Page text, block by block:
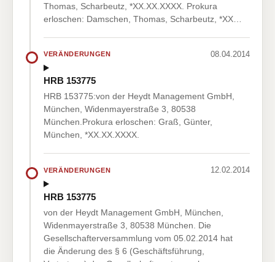
Thomas, Scharbeutz, *XX.XX.XXXX. Prokura
erloschen: Damschen, Thomas, Scharbeutz, *XX…
VERÄNDERUNGEN 08.04.2014
HRB 153775
HRB 153775:von der Heydt Management GmbH,
München, Widenmayerstraße 3, 80538
München.Prokura erloschen: Graß, Günter,
München, *XX.XX.XXXX.
VERÄNDERUNGEN 12.02.2014
HRB 153775
von der Heydt Management GmbH, München,
Widenmayerstraße 3, 80538 München. Die
Gesellschafterversammlung vom 05.02.2014 hat
die Änderung des § 6 (Geschäftsführung,